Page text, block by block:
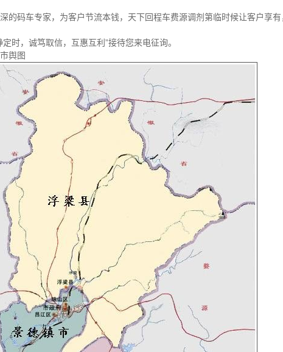
的码车专家，为客户节流本钱，天下回程车费源调剂第临时候让客户享
时，诚笃取信，互惠互利”接待您来电征询。
舆图